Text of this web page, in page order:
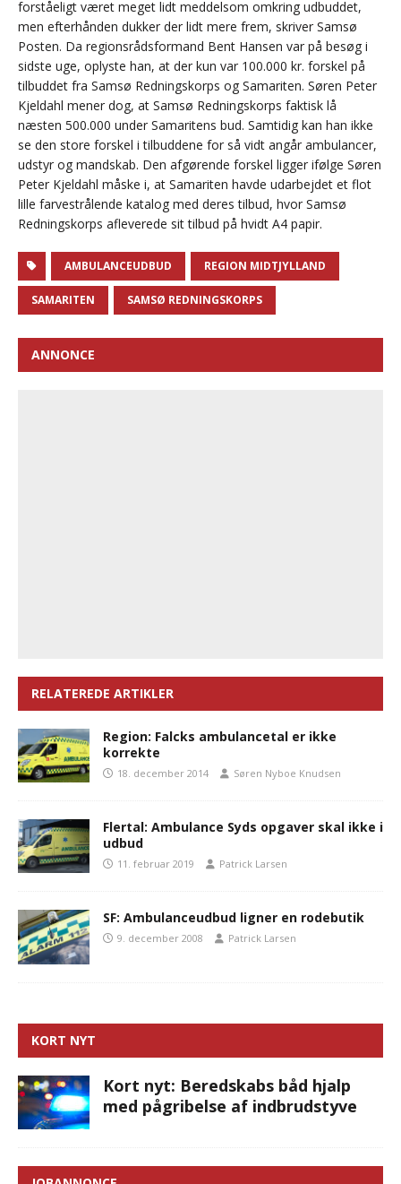
forståeligt været meget lidt meddelsom omkring udbuddet,
men efterhånden dukker der lidt mere frem, skriver Samsø
Posten. Da regionsrådsformand Bent Hansen var på besøg i
sidste uge, oplyste han, at der kun var 100.000 kr. forskel på
tilbuddet fra Samsø Redningskorps og Samariten. Søren Peter
Kjeldahl mener dog, at Samsø Redningskorps faktisk lå
næsten 500.000 under Samaritens bud. Samtidig kan han ikke
se den store forskel i tilbuddene for så vidt angår ambulancer,
udstyr og mandskab. Den afgørende forskel ligger ifølge Søren
Peter Kjeldahl måske i, at Samariten havde udarbejdet et flot
lille farvestrålende katalog med deres tilbud, hvor Samsø
Redningskorps afleverede sit tilbud på hvidt A4 papir.
AMBULANCEUDBUD REGION MIDTJYLLAND
SAMARITEN SAMSØ REDNINGSKORPS
ANNONCE
RELATEREDE ARTIKLER
Region: Falcks ambulancetal er ikke
korrekte
18. december 2014 Søren Nyboe Knudsen
Flertal: Ambulance Syds opgaver skal ikke i
udbud
11. februar 2019 Patrick Larsen
SF: Ambulanceudbud ligner en rodebutik
9. december 2008 Patrick Larsen
KORT NYT
Kort nyt: Beredskabs båd hjalp
med pågribelse af indbrudstyve